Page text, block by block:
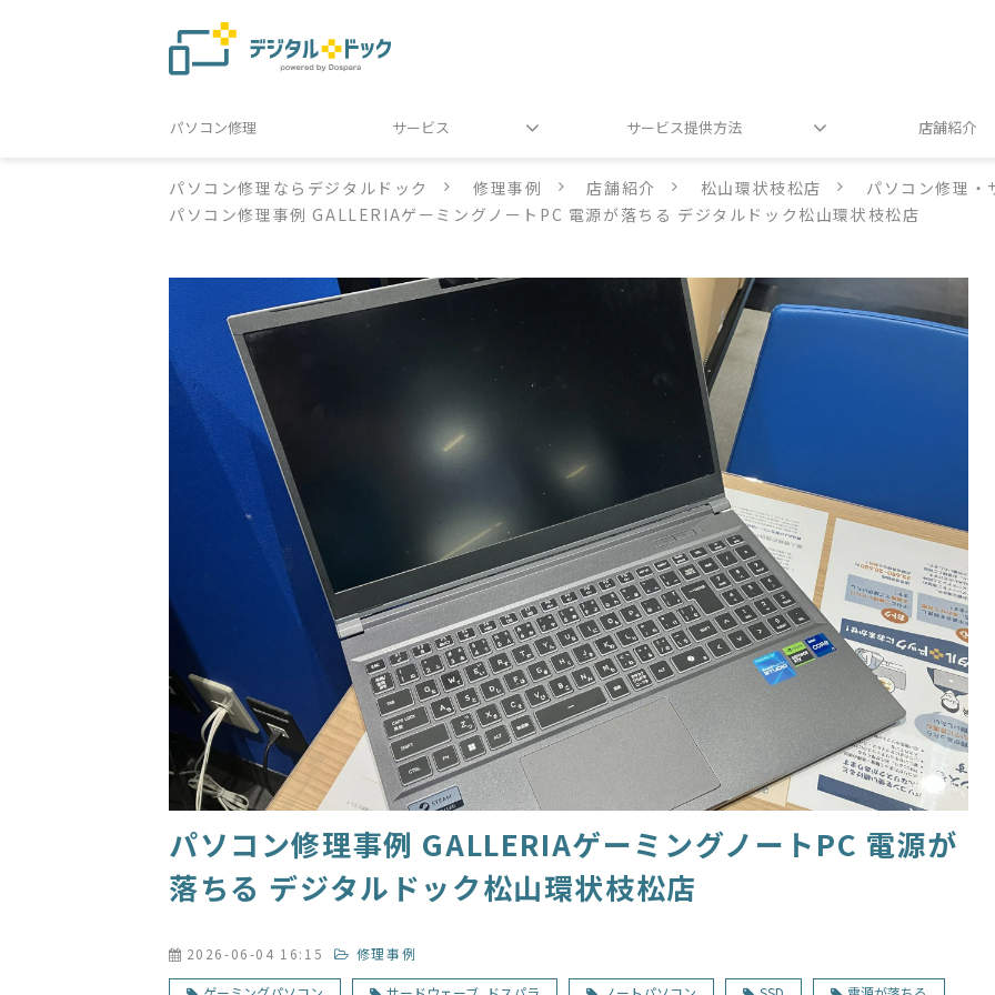
パソコン修理 サービス サービス提供方法 店舗紹介
パソコン修理ならデジタルドック 修理事例 店舗紹介 松山環状枝松店
パソコン修理・
パソコン修理事例 GALLERIAゲーミングノートPC 電源が落ちる デジタルドック松山環状枝松店
パソコン修理事例 GALLERIAゲーミングノートPC 電源が
落ちる デジタルドック松山環状枝松店
2026-06-04 16:15 修理事例